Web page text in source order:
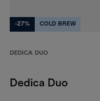
-27% COLD BREW
DEDICA DUO
Dedica Duo